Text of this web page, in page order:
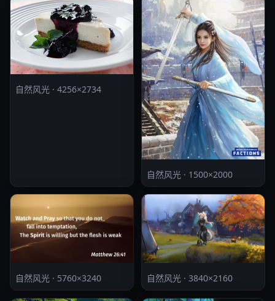
自然风光 · 4256×2734
自然风光 · 1500×2000
自然风光 · 5760×3240 自然风光 · 3840×2160